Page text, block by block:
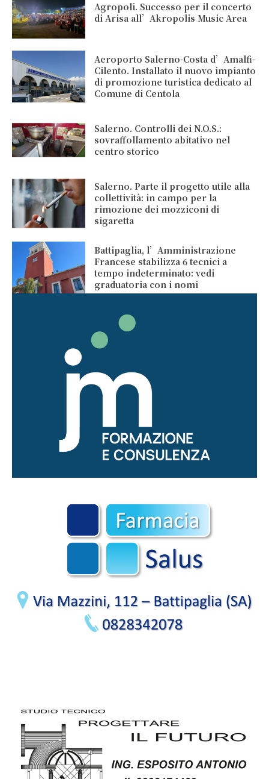
Agropoli. Successo per il concerto
di Arisa all’Akropolis Music Area
Aeroporto Salerno-Costa d’Amalfi-
Cilento. Installato il nuovo impianto
di promozione turistica dedicato al
Comune di Centola
Salerno. Controlli dei N.O.S.:
sovraffollamento abitativo nel
centro storico
Salerno. Parte il progetto utile alla
collettività: in campo per la
rimozione dei mozziconi di
sigaretta
Battipaglia, l’Amministrazione
Francese stabilizza 6 tecnici a
tempo indeterminato: vedi
graduatoria con i nomi